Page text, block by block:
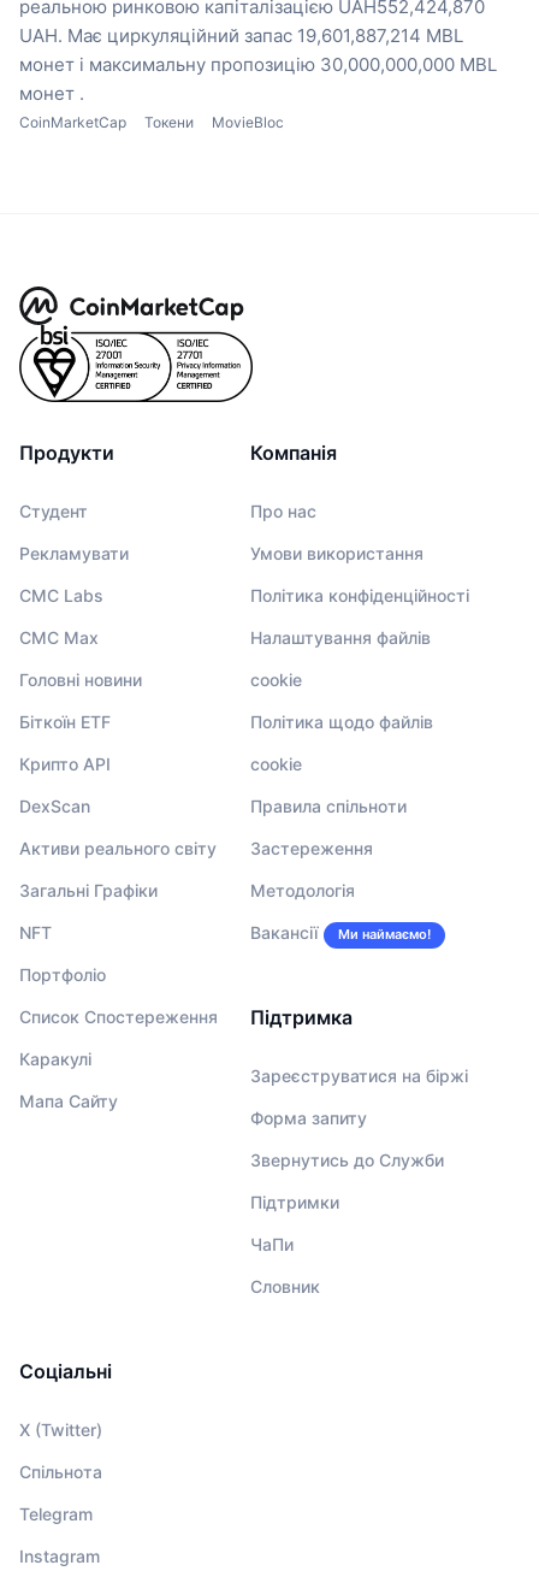
реальною ринковою капіталізацією UAH552,424,870
UAH. Має циркуляційний запас 19,601,887,214 MBL
монет і максимальну пропозицію 30,000,000,000 MBL
монет .
CoinMarketCap Токени MovieBloc
Продукти
Студент
Рекламувати
CMC Labs
CMC Max
Головні новини
Біткоїн ETF
Крипто API
DexScan
Активи реального світу
Загальні Графіки
NFT
Портфоліо
Список Спостереження
Каракулі
Мапа Сайту
Компанія
Про нас
Умови використання
Політика конфіденційності
Налаштування файлів
cookie
Політика щодо файлів
cookie
Правила спільноти
Застереження
Методологія
Вакансії Ми наймаємо!
Підтримка
Зареєструватися на біржі
Форма запиту
Звернутись до Служби
Підтримки
ЧаПи
Словник
Соціальні
X (Twitter)
Спільнота
Telegram
Instagram